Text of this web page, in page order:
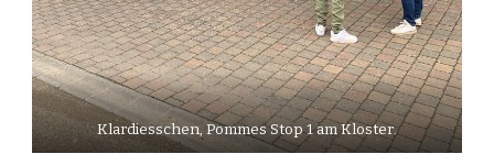
Klardiesschen, Pommes Stop 1 am Kloster.